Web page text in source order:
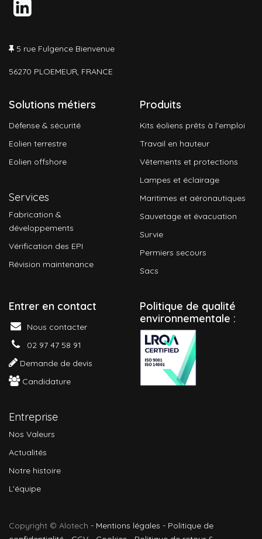
5 rue Fulgence Bienvenue
56270 PLOEMEUR, FRANCE
Solutions métiers
Défense & sécurité
Eolien terrestre
Eolien offshore
Services
Fabrication &
développements
Vérification des EPI
Révision maintenance
Produits
Kits éoliens prêts à l'emploi
Travail en hauteur
Vêtements et protections
Lampes et éclairage
Maritimes et aéronautiques
Sauvetage et évacuation
Survie
Permiers secours
Sacs
Entrer en contact
Nous contacter
02 97 47 58 91
Demande de devis
Candidature
Entreprise
Nos Valeurs
Actualités
Notre histoire
L'équipe
Politique de qualité
environnementale :
Copyright © Alotech - Mentions légales - Politique de